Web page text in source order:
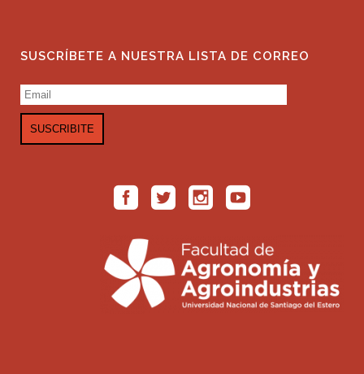
SUSCRÍBETE A NUESTRA LISTA DE CORREO